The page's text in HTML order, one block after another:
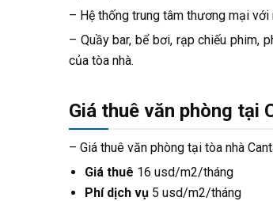
– Hệ thống trung tâm thương mại
– Quầy bar, bể bơi, rạp chiếu phim,
của tòa nhà.
Giá thuê văn phòng tại
– Giá thuê văn phòng tại tòa nhà
Giá thuê 16 usd/m2/tháng
Phí dịch vụ 5 usd/m2/tháng